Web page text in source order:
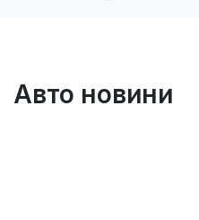
Авто новини